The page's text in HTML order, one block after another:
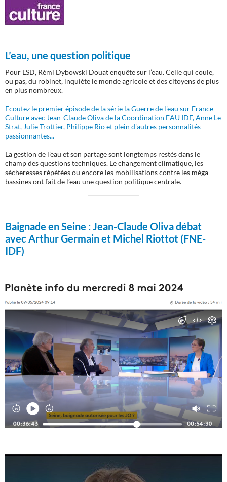
L’eau, une question politique
Pour LSD, Rémi Dybowski Douat enquête sur l’eau. Celle qui coule,
ou pas, du robinet, inquiète le monde agricole et des citoyens de plus
en plus nombreux.
Ecoutez le premier épisode de la série la Guerre de l'eau sur France
Culture avec Jean-Claude Oliva de la Coordination EAU IDF, Anne Le
Strat, Julie Trottier, Philippe Rio et plein d'autres personnalités
passionnantes...
La gestion de l’eau et son partage sont longtemps restés dans le
champ des questions techniques. Le changement climatique, les
sécheresses répétées ou encore les mobilisations contre les méga-
bassines ont fait de l’eau une question politique centrale.
Baignade en Seine :Jean-Claude Oliva débat
avec Arthur Germain et Michel Riottot (FNE-
IDF)